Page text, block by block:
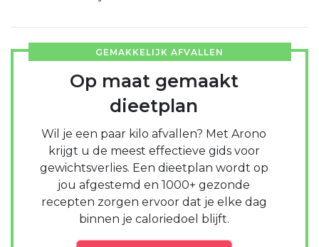
GEMAKKELIJK AFVALLEN
Op maat gemaakt
dieetplan
Wil je een paar kilo afvallen? Met Arono
krijgt u de meest effectieve gids voor
gewichtsverlies. Een dieetplan wordt op
jou afgestemd en 1000+ gezonde
recepten zorgen ervoor dat je elke dag
binnen je caloriedoel blijft.